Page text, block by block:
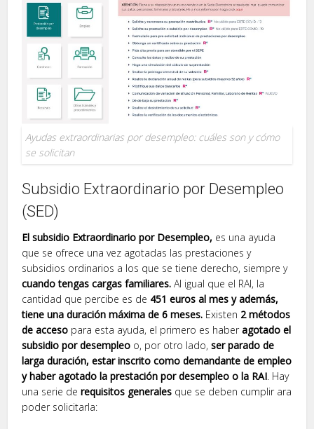
Ayudas extraordinarias por desempleo: cuáles son y cómo
se solicitan
Subsidio Extraordinario por Desempleo
(SED)
El subsidio Extraordinario por Desempleo, es una ayuda
que se ofrece una vez agotadas las prestaciones y
subsidios ordinarios a los que se tiene derecho, siempre y
cuando tengas cargas familiares.Al igual que el RAI, la
cantidad que percibe es de 451 euros al mes y además,
tiene una duración máxima de 6 meses. Existen 2 métodos
de acceso para esta ayuda, el primero es haberagotado el
subsidio por desempleo o, por otro lado,ser parado de
larga duración, estar inscrito como demandante de empleo
y haber agotado la prestación por desempleo o la RAI. Hay
una serie derequisitos generales que se deben cumplir ara
poder solicitarla: